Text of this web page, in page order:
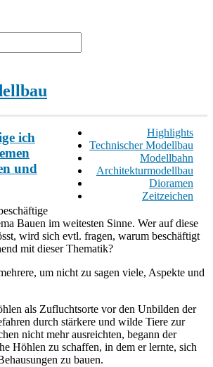
Highlights
Technischer Modellbau
Modellbahn
Architekturmodellbau
Dioramen
Zeitzeichen
ich
und
Bauen im weitesten Sinne. Wer auf diese
wird sich evtl. fragen, warum beschäftigt
mit dieser Thematik?
um nicht zu sagen viele, Aspekte und
als Zufluchtsorte vor den Unbilden der
durch stärkere und wilde Tiere zur
nicht mehr ausreichten, begann der
Höhlen zu schaffen, in dem er lernte, sich
zu bauen.